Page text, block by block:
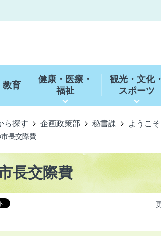
教育
健康・医療・
福祉
観光・文化・
スポーツ
ら探す 企画政策部 秘書課 ようこ
長交際費
長交際費